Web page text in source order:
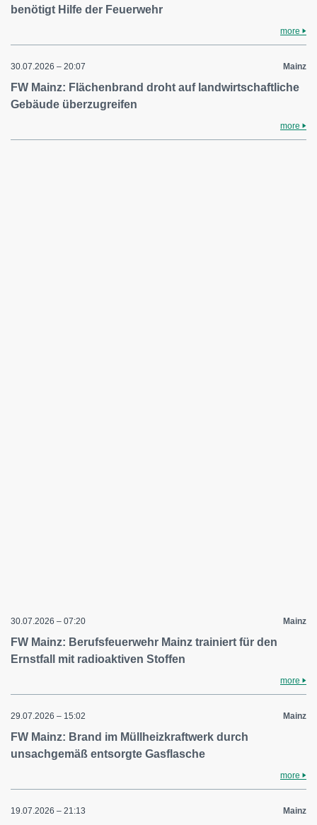
benötigt Hilfe der Feuerwehr
more
30.07.2026 – 20:07 Mainz
FW Mainz: Flächenbrand droht auf landwirtschaftliche
Gebäude überzugreifen
more
30.07.2026 – 07:20 Mainz
FW Mainz: Berufsfeuerwehr Mainz trainiert für den
Ernstfall mit radioaktiven Stoffen
more
29.07.2026 – 15:02 Mainz
FW Mainz: Brand im Müllheizkraftwerk durch
unsachgemäß entsorgte Gasflasche
more
19.07.2026 – 21:13 Mainz